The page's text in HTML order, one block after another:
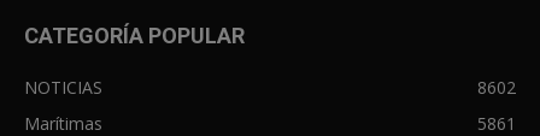
CATEGORÍA POPULAR
NOTICIAS
8602
Marítimas
5861